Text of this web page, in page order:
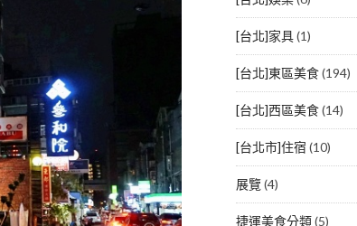
[台北]家具(1)
[台北]東區美食(194)
[台北]西區美食(14)
[台北市]住宿 (10)
展覽(4)
捷運美食分類(5)